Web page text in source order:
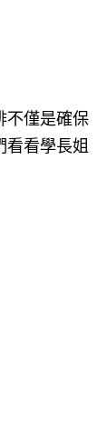
不僅是確保
看學長姐